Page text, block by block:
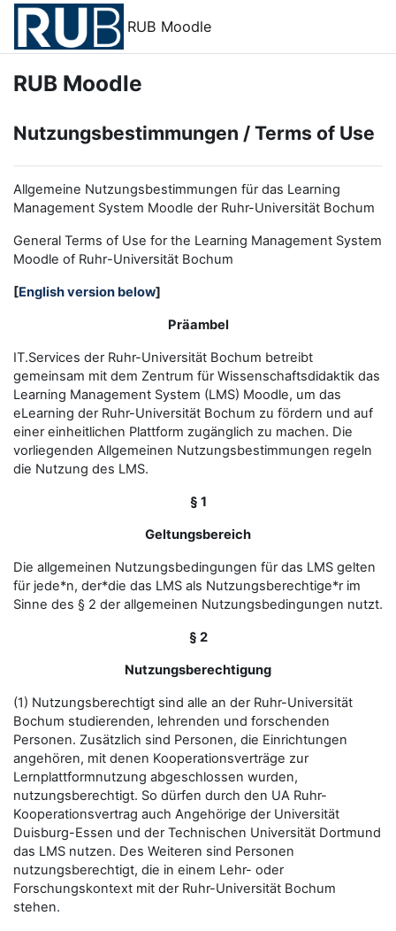
Zum Hauptinhalt
RUB Moodle
RUB Moodle
Nutzungsbestimmungen / Terms of Use
Allgemeine Nutzungsbestimmungen für das Learning
Management System Moodle der Ruhr-Universität Bochum
General Terms of Use for the Learning Management System
Moodle of Ruhr-Universität Bochum
[English version below]
Präambel
IT.Services der Ruhr-Universität Bochum betreibt
gemeinsam mit dem Zentrum für Wissenschaftsdidaktik das
Learning Management System (LMS) Moodle, um das
eLearning der Ruhr-Universität Bochum zu fördern und auf
einer einheitlichen Plattform zugänglich zu machen. Die
vorliegenden Allgemeinen Nutzungsbestimmungen regeln
die Nutzung des LMS.
§ 1
Geltungsbereich
Die allgemeinen Nutzungsbedingungen für das LMS gelten
für jede*n, der*die das LMS als Nutzungsberechtige*r im
Sinne des § 2 der allgemeinen Nutzungsbedingungen nutzt.
§ 2
Nutzungsberechtigung
(1) Nutzungsberechtigt sind alle an der Ruhr-Universität
Bochum studierenden, lehrenden und forschenden
Personen. Zusätzlich sind Personen, die Einrichtungen
angehören, mit denen Kooperationsverträge zur
Lernplattformnutzung abgeschlossen wurden,
nutzungsberechtigt. So dürfen durch den UA Ruhr-
Kooperationsvertrag auch Angehörige der Universität
Duisburg-Essen und der Technischen Universität Dortmund
das LMS nutzen. Des Weiteren sind Personen
nutzungsberechtigt, die in einem Lehr- oder
Forschungskontext mit der Ruhr-Universität Bochum
stehen.